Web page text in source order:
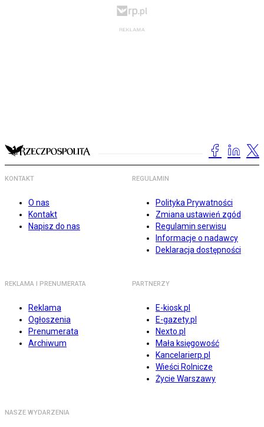
KONTAKT
O nas
Kontakt
Napisz do nas
REGULAMIN
Polityka Prywatności
Zmiana ustawień zgód
Regulamin serwisu
Informacje o nadawcy
Deklaracja dostępności
REKLAMA I PRENUMERATA
Reklama
Ogłoszenia
Prenumerata
Archiwum
PARTNERZY
E-kiosk.pl
E-gazety.pl
Nexto.pl
Mała księgowość
Kancelarierp.pl
Wieści Rolnicze
Życie Warszawy
NASZE WYDARZENIA